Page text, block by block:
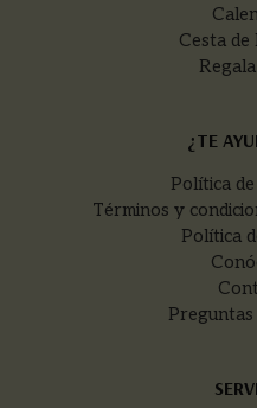
Cesta de
¿TE
Política
Términos y
Política